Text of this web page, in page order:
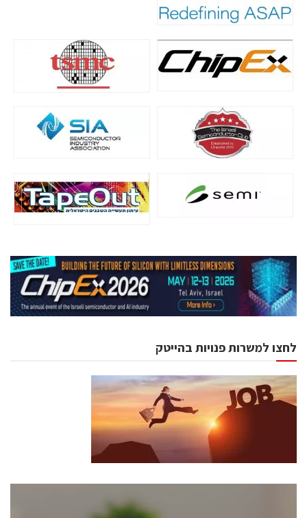
לחצו למשרות פנויות בהייטק